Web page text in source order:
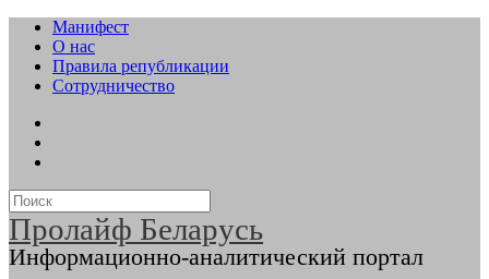
Манифест
О нас
Правила републикации
Сотрудничество
Пролайф Беларусь
Информационно-аналитический портал